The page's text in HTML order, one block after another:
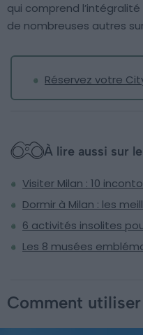
qui comprend
de nombreuses autres
Réservez votre
À lire aussi sur
Visiter Milan : 10
Dormir à Milan : les
6 activités insolites
Les 8 musées
Comment